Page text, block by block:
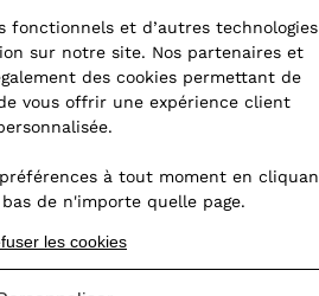
fonctionnels et d’autres technologies
sur notre site. Nos partenaires et
des cookies permettant de
vous offrir une expérience client
à tout moment en
bas de n'importe quelle page.
les cookies